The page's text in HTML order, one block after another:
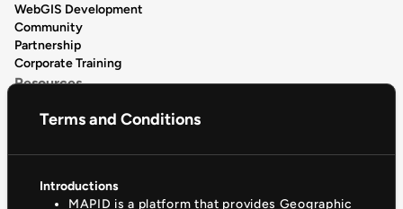
WebGIS Development
Community
Partnership
Corporate Training
Resources
Data Catalogue
Release Notes
Support & Community
Terms and Conditions
Introductions
MAPID is a platform that provides Geographic